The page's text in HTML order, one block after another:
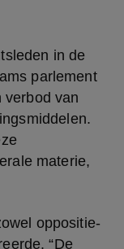
in de
parlement
verbod van
materie,
oppositie-
“De